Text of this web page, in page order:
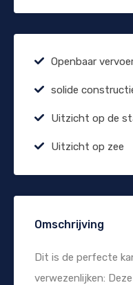
Openbaar
solide
Uitzicht op de
Uitzicht op zee
Omschrijving
Dit is de perfecte
verwezenlijken: